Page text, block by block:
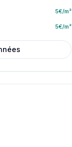
5€/m²
5€/m²